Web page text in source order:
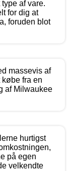
af vare.
for dig at
foruden blot
massevis af
fra en
af Milwaukee
hurtigst
på egen
velkendte